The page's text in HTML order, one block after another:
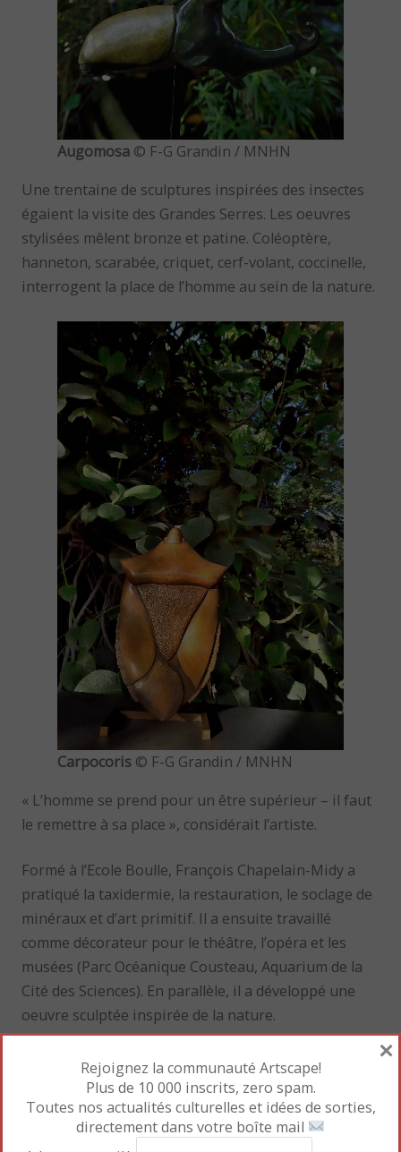
Augomosa © F-G Grandin / MNHN
Une trentaine de sculptures inspirées des insectes
égaient la visite des Grandes Serres. Les oeuvres
stylisées mêlent bronze et patine. Coléoptère,
hanneton, scarabée, criquet, cerf-volant, coccinelle,
interrogent la place de l’homme au sein de la nature.
Carpocoris © F-G Grandin / MNHN
« L’homme se prend pour un être supérieur – il faut
le remettre à sa place », considérait l’artiste.
Formé à l’Ecole Boulle, François Chapelain-Midy a
pratiqué la taxidermie, la restauration, le soclage de
minéraux et d’art primitif. Il a ensuite travaillé
comme décorateur pour le théâtre, l’opéra et les
musées (Parc Océanique Cousteau, Aquarium de la
Cité des Sciences). En parallèle, il a développé une
oeuvre sculptée inspirée de la nature.
Rejoignez la communauté Artscape!
Plus de 10 000 inscrits, zero spam.
Toutes nos actualités culturelles et idées de sorties,
directement dans votre boîte mail
×